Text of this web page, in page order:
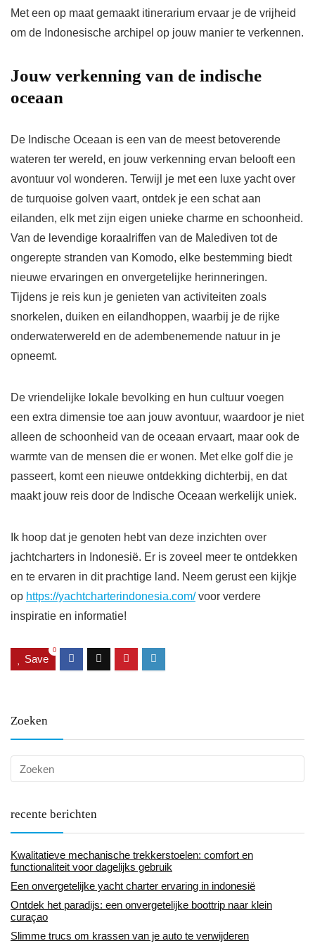
Met een op maat gemaakt itinerarium ervaar je de vrijheid
om de Indonesische archipel op jouw manier te verkennen.
Jouw verkenning van de indische
oceaan
De Indische Oceaan is een van de meest betoverende
wateren ter wereld, en jouw verkenning ervan belooft een
avontuur vol wonderen. Terwijl je met een luxe yacht over
de turquoise golven vaart, ontdek je een schat aan
eilanden, elk met zijn eigen unieke charme en schoonheid.
Van de levendige koraalriffen van de Malediven tot de
ongerepte stranden van Komodo, elke bestemming biedt
nieuwe ervaringen en onvergetelijke herinneringen.
Tijdens je reis kun je genieten van activiteiten zoals
snorkelen, duiken en eilandhoppen, waarbij je de rijke
onderwaterwereld en de adembenemende natuur in je
opneemt.
De vriendelijke lokale bevolking en hun cultuur voegen
een extra dimensie toe aan jouw avontuur, waardoor je niet
alleen de schoonheid van de oceaan ervaart, maar ook de
warmte van de mensen die er wonen. Met elke golf die je
passeert, komt een nieuwe ontdekking dichterbij, en dat
maakt jouw reis door de Indische Oceaan werkelijk uniek.
Ik hoop dat je genoten hebt van deze inzichten over
jachtcharters in Indonesië. Er is zoveel meer te ontdekken
en te ervaren in dit prachtige land. Neem gerust een kijkje
op https://yachtcharterindonesia.com/voor verdere
inspiratie en informatie!
Save
0
Zoeken
recente berichten
Kwalitatieve mechanische trekkerstoelen: comfort en
functionaliteit voor dagelijks gebruik
Een onvergetelijke yacht charter ervaring in indonesië
Ontdek het paradijs: een onvergetelijke boottrip naar klein
curaçao
Slimme trucs om krassen van je auto te verwijderen